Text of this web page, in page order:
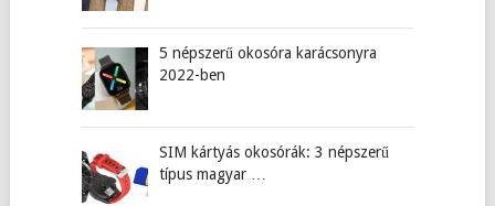
5 népszerű okosóra karácsonyra
2022-ben
SIM kártyás okosórák: 3 népszerű
típus magyar …